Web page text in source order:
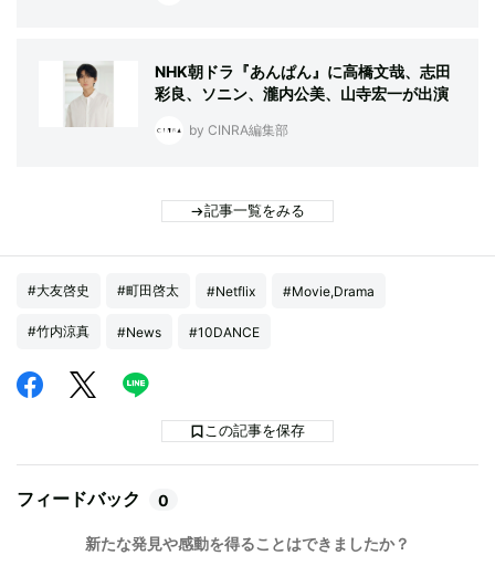
NHK朝ドラ『あんぱん』に高橋文哉、志田
彩良、ソニン、瀧内公美、山寺宏一が出演
by CINRA編集部
記事一覧をみる
#大友啓史 #町田啓太 #Netflix #Movie,Drama
#竹内涼真 #News #10DANCE
この記事を保存
フィードバック 0
新たな発見や感動を得ることはできましたか？